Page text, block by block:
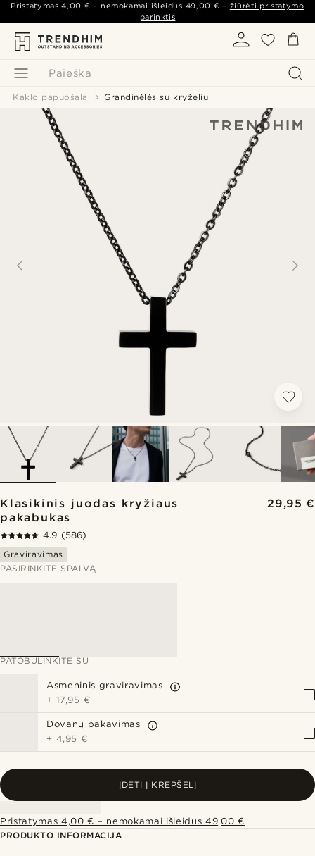
Paieška
Pristatymas4,00 € – nemokamai išleidus 49,00 € – žiūrėti pristatymo
parinktis
Kaklo papuošalai Grandinėlės su kryželiu
Klasikinis juodas kryžiaus
pakabukas
29,95 €
4.9 (586)
Graviravimas
PASIRINKITE SPALVĄ
PATOBULINKITE SU
Asmeninis graviravimas
+ 17,95 €
Dovanų pakavimas
+ 4,95 €
ĮDĖTI Į KREPŠELĮ
Pristatymas 4,00 € – nemokamai išleidus 49,00 €
PRODUKTO INFORMACIJA